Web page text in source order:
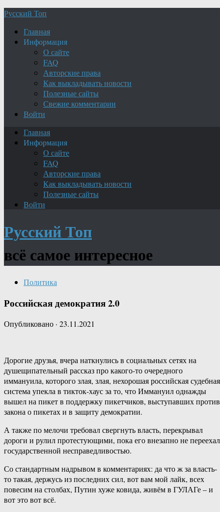
Русский Топ
Главная
Информация
О сайте
FAQ
Авторские права
Как выкладывать новости
Полезные сайты
Свежие комментарии
Войти
Главная
Информация
О сайте
FAQ
Авторские права
Как выкладывать новости
Полезные сайты
Войти
Русский Топ
всё самое интересное
Политика
Российская демократия 2.0
Опубликовано · 23.11.2021
Дорогие друзья, вчера наткнулись в социальных сетях на
душещипательный рассказ про какого-то очередного
иммануила, которого злая, злая, нехорошая российская судебная
система упекла в тикток-хаус за то, что Иммануил однажды
вышел на пикет в поддержку пикетчиков, выступавших против
закона о пикетах и в защиту демократии.
А также по мелочи требовал свергнуть власть, перекрывал
дороги и рулил протестующими, пока его внезапно не
государственной несправедливостью.
Со стандартным надрывом в комментариях: да что ж за власть-
то такая, держусь из последних сил, вот вам мой лайк, всех
повесим на столбах, Путин хуже ковида, живём в ГУЛАГе – и
вот это вот всё.